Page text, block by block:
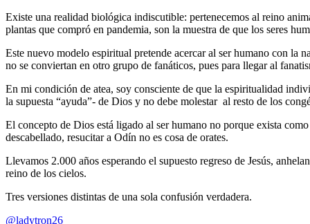
Existe una realidad biológica indiscutible: pertenecemos al reino
plantas que compró en pandemia, son la muestra de que los seres
Este nuevo modelo espiritual pretende acercar al ser humano con la
no se conviertan en otro grupo de fanáticos, pues para llegar al
En mi condición de atea, soy consciente de que la espiritualidad
la supuesta “ayuda”- de Dios y no debe molestar al resto de los
El concepto de Dios está ligado al ser humano no porque exista
descabellado, resucitar a Odín no es cosa de orates.
Llevamos 2.000 años esperando el supuesto regreso de Jesús,
reino de los cielos.
Tres versiones distintas de una sola confusión verdadera.
@ladytron26